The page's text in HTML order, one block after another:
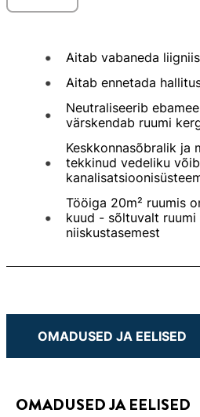
Aitab vabaneda
Aitab ennetada
Neutraliseerib
värskendab ruumi
Keskkonnasõbralik ja
tekkinud vedeliku
Tööiga 20m² ruumis
kuud - sõltuvalt
niiskustasemest
OMADUSED JA EELISED
OMADUSED JA EELISED